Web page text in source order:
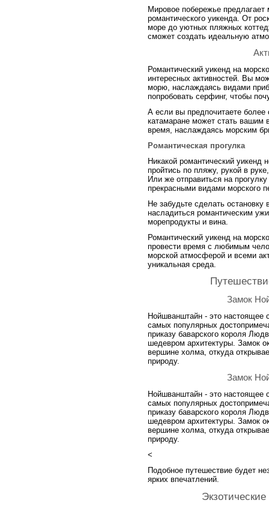
Мировое побережье
романтического уикенда. От
море до уютных пляжных
сможет создать идеальную
Романтический уикенд на
интересных активностей. Вы
морю, наслаждаясь видами
попробовать серфинг, чтобы
А если вы предпочитаете более
катамаране может стать вашим
время, наслаждаясь морским
Романтическая прогулка
Никакой романтический уикенд
пройтись по пляжу, рукой в
Или же отправиться на
прекрасными видами морского
Не забудьте сделать
насладиться романтическим
морепродукты и вина.
Романтический уикенд на
провести время с любимым
морской атмосферой и всеми
уникальная среда.
Замок
Нойшванштайн - это настоящее
самых популярных
приказу баварского короля
шедевром архитектуры. Замок
вершине холма, откуда
природу.
Замок
Нойшванштайн - это настоящее
самых популярных
приказу баварского короля
шедевром архитектуры. Замок
вершине холма, откуда
природу.
<
Подобное путешествие будет
ярких впечатлений.